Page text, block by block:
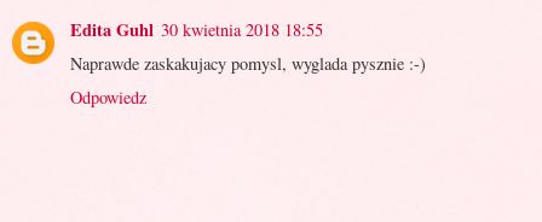
Edita Guhl 30 kwietnia 2018 18:55
Naprawde zaskakujacy pomysl, wyglada pysznie :-)
Odpowiedz